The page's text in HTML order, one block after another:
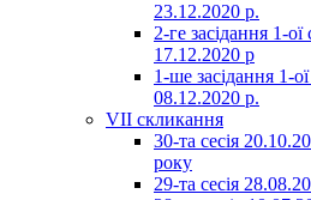
23.12.2020 р.
2-ге засідання 1-ої
17.12.2020 р
1-ше засідання 1-ої
08.12.2020 р.
VII скликання
30-та сесія
року
29-та сесія